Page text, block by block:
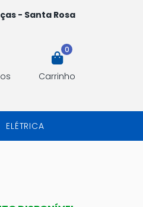
- Santa Rosa
0
Carrinho
ELÉTRICA